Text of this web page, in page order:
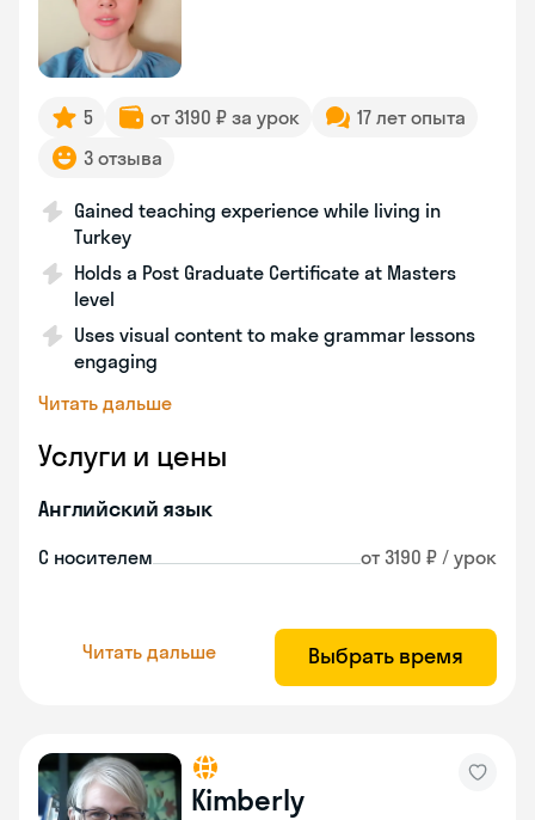
5 от 3190 ₽ за урок
17 лет опыта
3 отзыва
Gained teaching experience while living in
Turkey
Holds a Post Graduate Certificate at Masters
level
Uses visual content to make grammar lessons
engaging
Читать дальше
Услуги и цены
Английский язык
С носителем от 3190 ₽ / урок
Читать дальше Выбрать время
Kimberly